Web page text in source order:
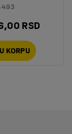
RSD
KORPU